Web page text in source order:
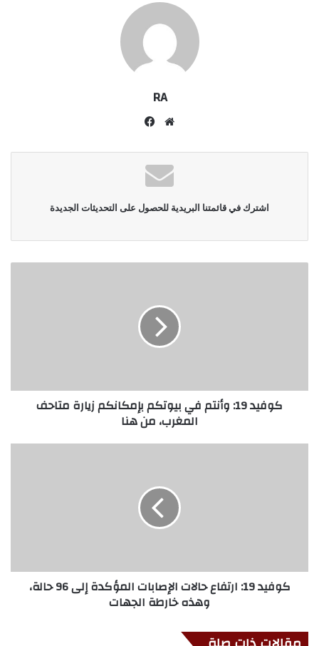
RA
موقع
اشترك في قائمتنا البريدية للحصول على التحديثات الجديدة
كوفيد 19: وأنتم في بيوتكم بإمكانكم زيارة متاحف
المغرب، من هنا
كوفيد 19: ارتفاع حالات الإصابات المؤكدة إلى 96 حالة،
وهذه خارطة الجهات